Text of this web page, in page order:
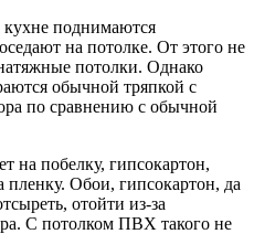
кухне поднимаются
на потолке. От этого не
потолки. Однако
обычной тряпкой с
по сравнению с обычной
на побелку, гипсокартон,
Обои, гипсокартон, да
отойти из-за
С потолком ПВХ такого не